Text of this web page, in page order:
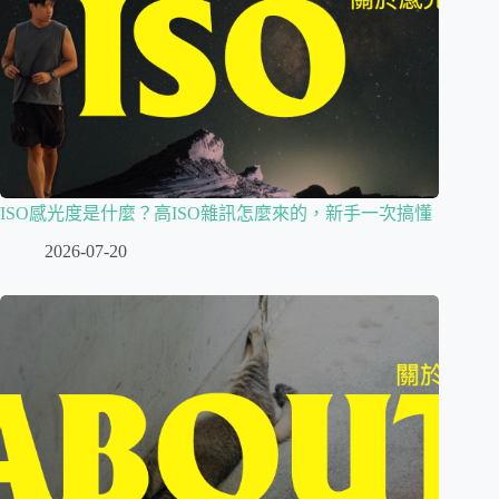
ISO感光度是什麼？高ISO雜訊怎麼來的，新手一次搞懂
2026-07-20